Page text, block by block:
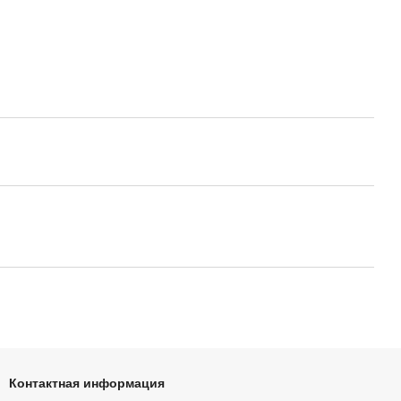
Контактная информация